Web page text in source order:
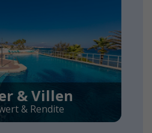
& Villen
& Rendite